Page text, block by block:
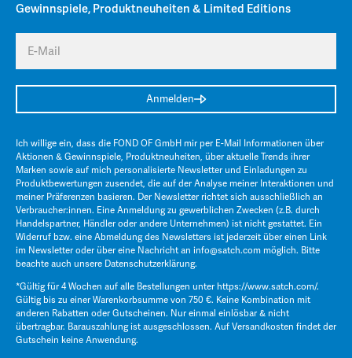
Gewinnspiele, Produktneuheiten & Limited Editions
E-Mail
Anmelden
Ich willige ein, dass die FOND OF GmbH mir per E-Mail Informationen über
Aktionen & Gewinnspiele, Produktneuheiten, über aktuelle Trends ihrer
Marken sowie auf mich personalisierte Newsletter und Einladungen zu
Produktbewertungen zusendet, die auf der Analyse meiner Interaktionen und
meiner Präferenzen basieren. Der Newsletter richtet sich ausschließlich an
Verbraucher:innen. Eine Anmeldung zu gewerblichen Zwecken (z.B. durch
Handelspartner, Händler oder andere Unternehmen) ist nicht gestattet. Ein
Widerruf bzw. eine Abmeldung des Newsletters ist jederzeit über einen Link
im Newsletter oder über eine Nachricht an info@satch.com möglich. Bitte
beachte auch unsere Datenschutzerklärung.
*Gültig für 4 Wochen auf alle Bestellungen unter https://www.satch.com/.
Gültig bis zu einer Warenkorbsumme von 750 €. Keine Kombination mit
anderen Rabatten oder Gutscheinen. Nur einmal einlösbar & nicht
übertragbar. Barauszahlung ist ausgeschlossen. Auf Versandkosten findet der
Gutschein keine Anwendung.